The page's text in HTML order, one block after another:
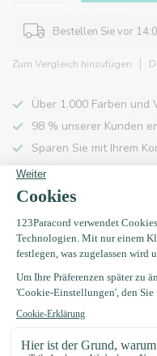
Bestellen Sie vor
Zum Vergleich hinzufügen
Über 1.000 Farben und
98 % unserer Kunden
Sparen Sie mit Ihrem
Kostenlose Lieferung
Zuletzt